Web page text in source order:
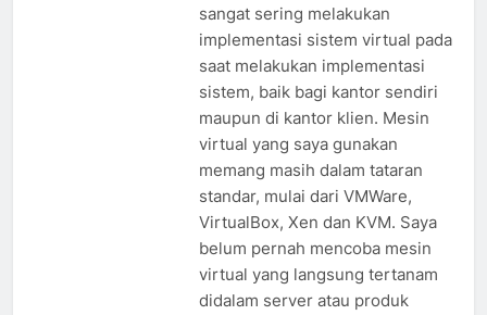
sangat sering melakukan
implementasi sistem virtual pada
saat melakukan implementasi
sistem, baik bagi kantor sendiri
maupun di kantor klien. Mesin
virtual yang saya gunakan
memang masih dalam tataran
standar, mulai dari VMWare,
VirtualBox, Xen dan KVM. Saya
belum pernah mencoba mesin
virtual yang langsung tertanam
didalam server atau produk